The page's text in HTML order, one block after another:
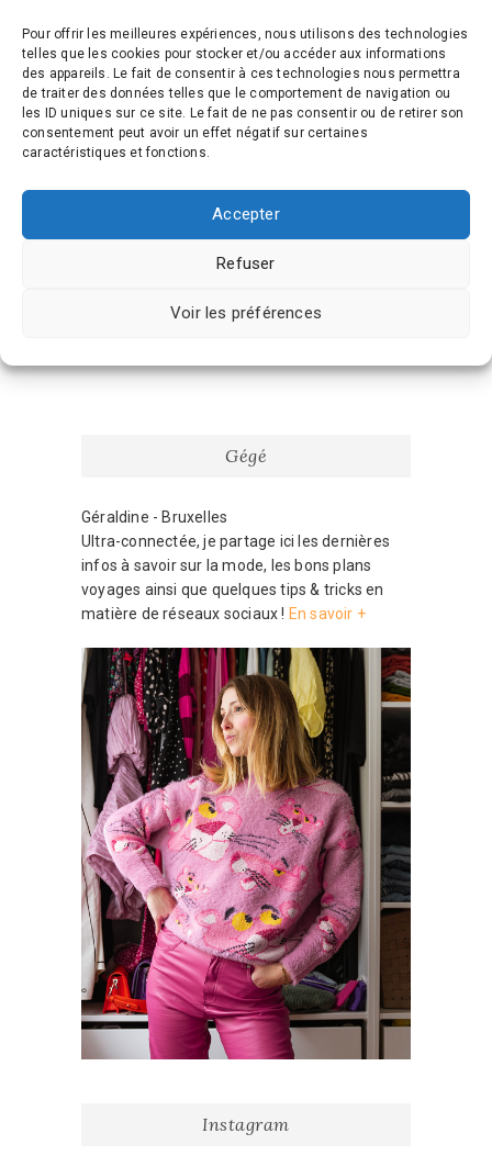
Pour offrir les meilleures expériences, nous utilisons des technologies
telles que les cookies pour stocker et/ou accéder aux informations
des appareils. Le fait de consentir à ces technologies nous permettra
de traiter des données telles que le comportement de navigation ou
les ID uniques sur ce site. Le fait de ne pas consentir ou de retirer son
consentement peut avoir un effet négatif sur certaines
caractéristiques et fonctions.
Accepter
Refuser
Voir les préférences
Ce site utilise Akismet pour réduire les
indésirables.En savoir plus sur la façon dont
Navigation
l’article
Weekday x Zalando
post:
Les WTF des défilés p/e 2018
Gégé
Géraldine - Bruxelles
Ultra-connectée, je partage ici les dernières
infos à savoir sur la mode, les bons plans
voyages ainsi que quelques tips & tricks en
matière de réseaux sociaux ! En savoir +
Instagram